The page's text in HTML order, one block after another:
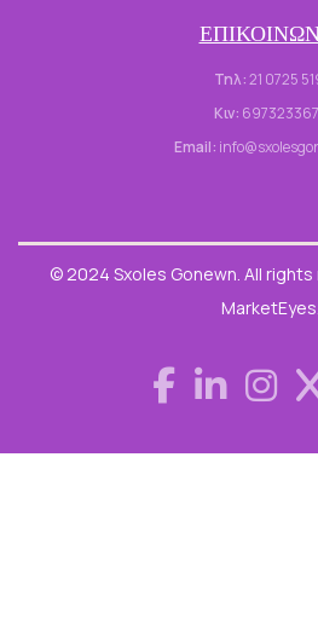
Τηλ:21 0725
Κιν:
Email:
© 2024 Sxoles Gonewn. All
MarketEyes.